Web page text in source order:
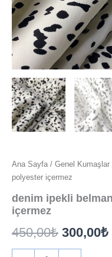
Ana Sayfa / Genel Kumaşlar
polyester içermez
denim ipekli
içermez
450,00₺ Orijinal
fiyat:
300,00₺